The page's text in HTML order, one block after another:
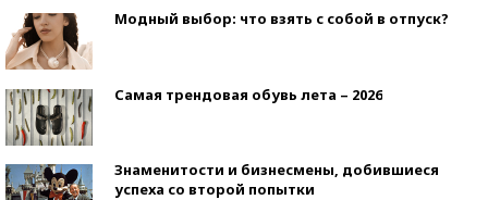
Модный выбор: что взять с собой в отпуск?
Самая трендовая обувь лета – 2026
Знаменитости и бизнесмены, добившиеся
успеха со второй попытки